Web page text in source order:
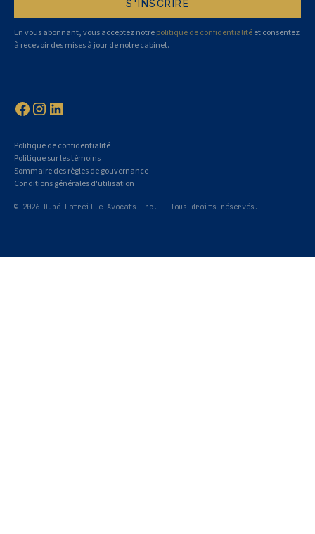
En vous abonnant, vous acceptez notrepolitique de confidentialitéet consentez
à recevoir des mises à jour de notre cabinet.
© 2026 Dubé Latreille Avocats Inc. — Tous droits réservés.
Politique de confidentialité
Politique sur les témoins
Sommaire des règles de gouvernance
Conditions générales d'utilisation